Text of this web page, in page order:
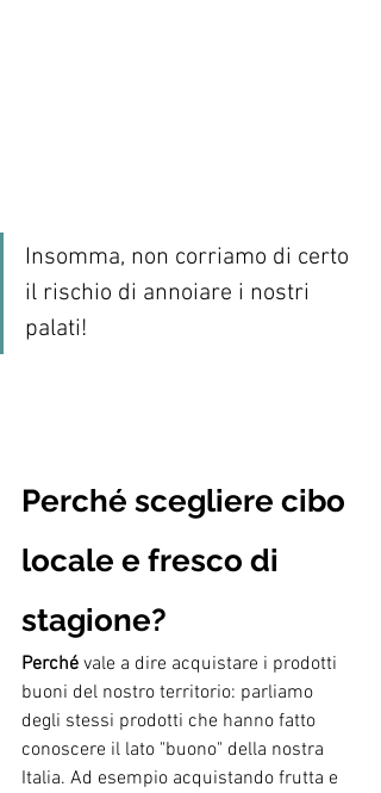
Insomma, non corriamo di certo
il rischio di annoiare i nostri
palati!
Perché scegliere cibo
locale e fresco di
stagione?
Perché vale a dire acquistare i prodotti
buoni del nostro territorio: parliamo
degli stessi prodotti che hanno fatto
conoscere il lato "buono" della nostra
Italia. Ad esempio acquistando frutta e